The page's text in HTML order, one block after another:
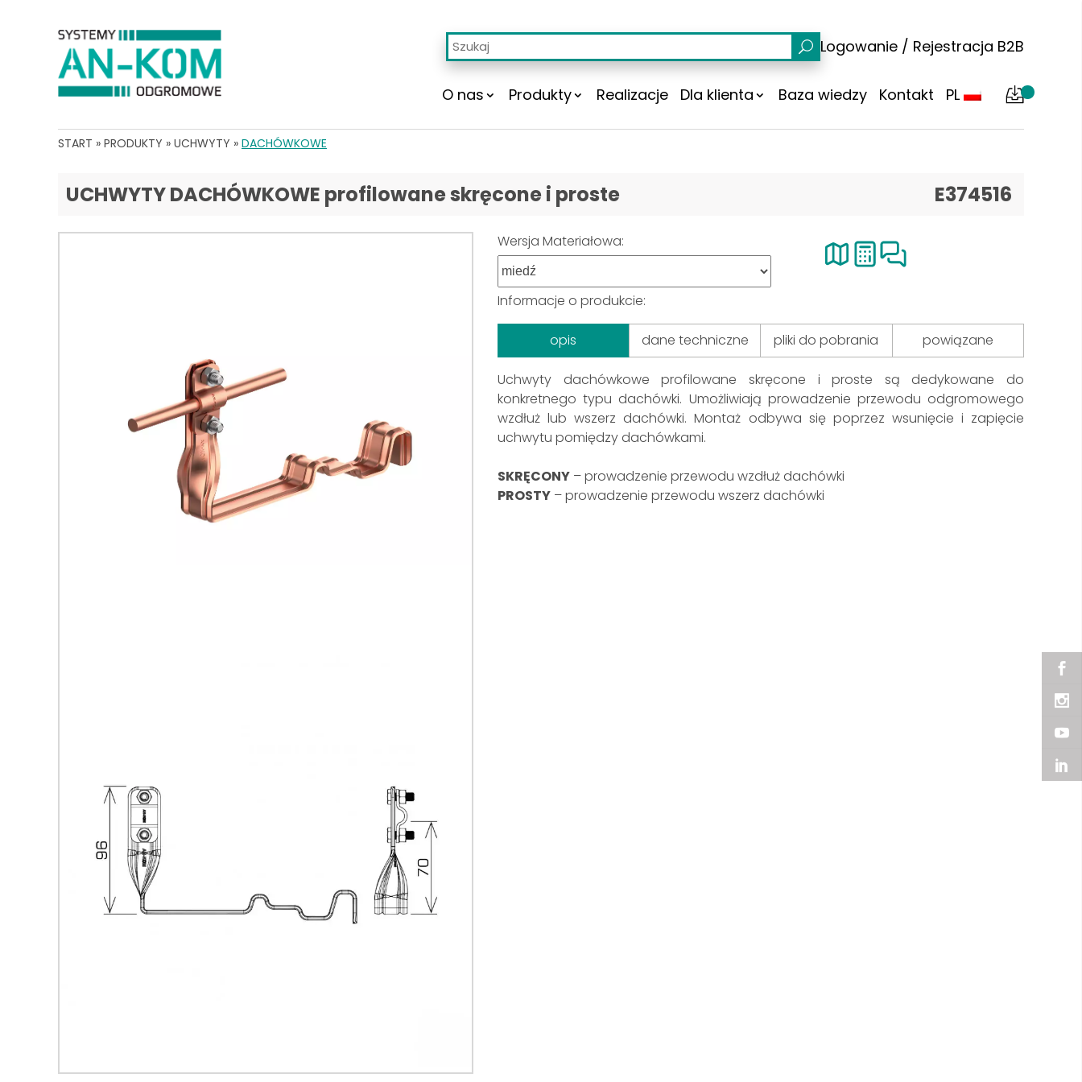
Logowanie / Rejestracja B2B
O nas Produkty Realizacje Dla klienta Baza wiedzy Kontakt PL
START » PRODUKTY » UCHWYTY » DACHÓWKOWE
UCHWYTY DACHÓWKOWE profilowane skręcone i proste E374516
Wersja Materiałowa:
Informacje o produkcie:
opis dane techniczne pliki do pobrania powiązane
Uchwyty dachówkowe profilowane skręcone i proste są dedykowane do
konkretnego typu dachówki. Umożliwiają prowadzenie przewodu odgromowego
wzdłuż lub wszerz dachówki. Montaż odbywa się poprzez wsunięcie i zapięcie
uchwytu pomiędzy dachówkami.
SKRĘCONY – prowadzenie przewodu wzdłuż dachówki
PROSTY – prowadzenie przewodu wszerz dachówki